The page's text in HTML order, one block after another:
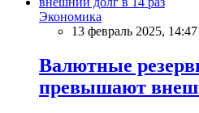
Экономика
13 февраль 2025, 14:47
Валютные
превышают